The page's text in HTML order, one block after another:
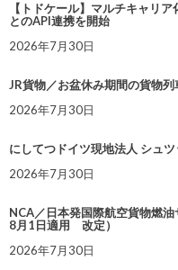
【トドケール】マルチキャリ
とのAPI連携を開始
2026年7月30日
JR貨物／お盆休み期間の貨物
2026年7月30日
にしてつドイツ現地法人 シュ
2026年7月30日
NCA／日本発国際航空貨物燃
8月1日適用 改定）
2026年7月30日